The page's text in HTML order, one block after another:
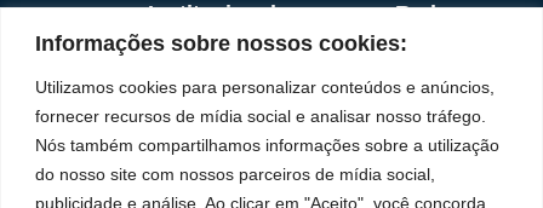
Informações sobre nossos cookies:
Utilizamos cookies para personalizar conteúdos e anúncios,
fornecer recursos de mídia social e analisar nosso tráfego.
Nós também compartilhamos informações sobre a utilização
do nosso site com nossos parceiros de mídia social,
publicidade e análise. Ao clicar em "Aceito", você concorda
líder
em
fabricação
de
Políticas de
Privacidade
de
Cookies
Institucional
Produtos
Localização
Rua Tiradentes,
931 – Anexo
Conosco
5050
Redes
Sociais
Youtube